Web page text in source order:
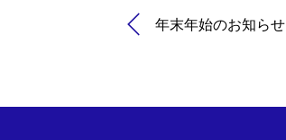
年末年始のお知らせ